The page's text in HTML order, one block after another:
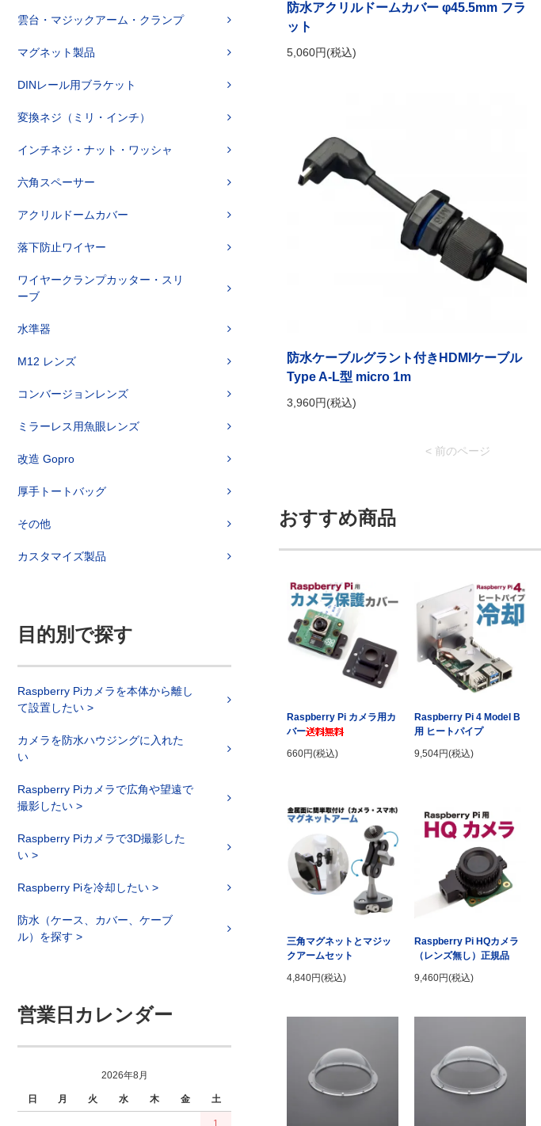
雲台・マジックアーム・クランプ
マグネット製品
DINレール用ブラケット
変換ネジ（ミリ・インチ）
インチネジ・ナット・ワッシャ
六角スペーサー
アクリルドームカバー
落下防止ワイヤー
ワイヤークランプカッター・スリ
ーブ
水準器
M12 レンズ
コンバージョンレンズ
ミラーレス用魚眼レンズ
改造 Gopro
厚手トートバッグ
その他
カスタマイズ製品
目的別で探す
Raspberry Piカメラを本体から離し
て設置したい >
カメラを防水ハウジングに入れた
い
Raspberry Piカメラで広角や望遠で
撮影したい >
Raspberry Piカメラで3D撮影した
い >
Raspberry Piを冷却したい >
防水（ケース、カバー、ケーブ
ル）を探す >
営業日カレンダー
2026年8月
日 月 火 水 木 金 土
1
防水アクリルドームカバー φ45.5mm フラ
ット
5,060円(税込)
防水ケーブルグラント付きHDMIケーブル
Type A-L型 micro 1m
3,960円(税込)
< 前のページ
おすすめ商品
Raspberry Pi カメラ用カ
バー
660円(税込)
Raspberry Pi 4 Model B
用 ヒートパイプ
9,504円(税込)
三角マグネットとマジッ
クアームセット
4,840円(税込)
Raspberry Pi HQカメラ
（レンズ無し）正規品
9,460円(税込)